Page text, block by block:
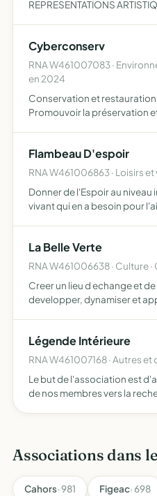
REPRESENTATIONS
Cyberconserv
RNA W461007083 ·
en 2024
Conservation et
Promouvoir la préservation
Flambeau D'espoir
RNA W461006863 · Loisirs
Donner de l'Espoir au
vivant qui en a besoin pour
La Belle Verte
RNA W461006638 · Culture ·
Creer un lieu d echange et
developper, dynamiser et
artistiques et a…
Légende Intérieure
RNA W461007168 · Autres
Le but de l'association est
de nos membres vers la
Associations dans
Cahors· 981 Figeac· 698